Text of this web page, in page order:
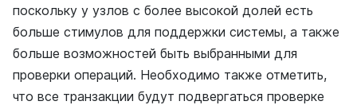
поскольку у узлов с более высокой долей есть
больше стимулов для поддержки системы, а также
больше возможностей быть выбранными для
проверки операций. Необходимо также отметить,
что все транзакции будут подвергаться проверке